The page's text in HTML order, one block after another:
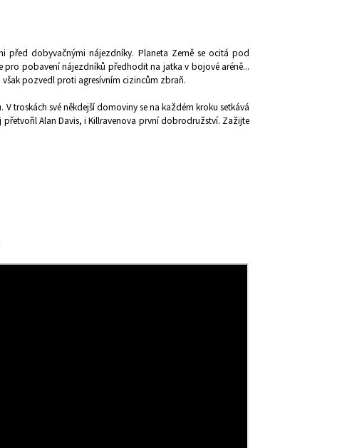
před dobyvačnými nájezdníky. Planeta Země se ocitá pod
pobavení nájezdníků předhodit na jatka v bojové aréně...
pozvedl proti agresívním cizincům zbraň.
troskách své někdejší domoviny se na každém kroku setkává
Alan Davis, i Killravenova první dobrodružství. Zažijte